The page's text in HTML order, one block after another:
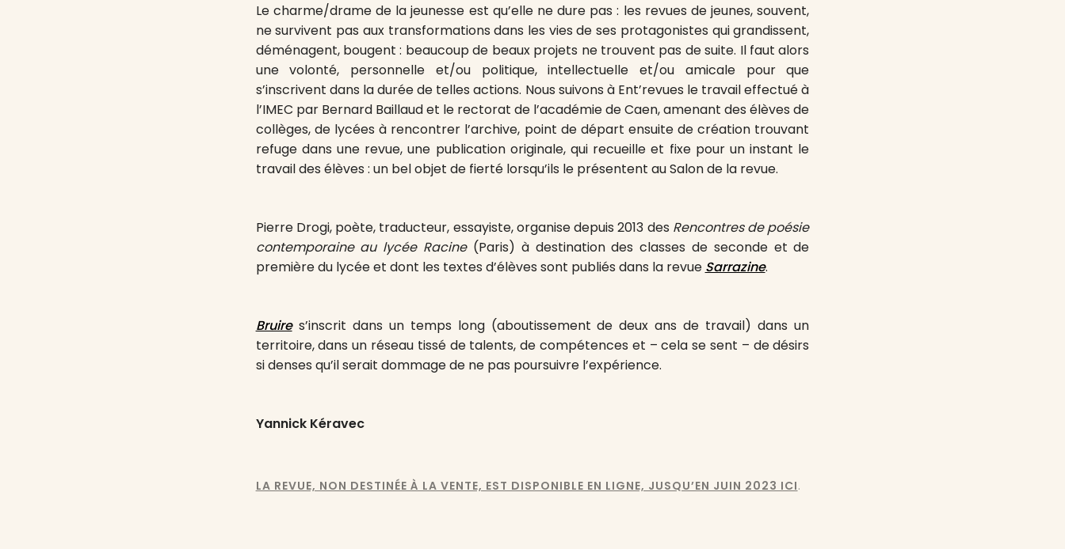
Le charme/drame de la jeunesse est qu’elle ne dure pas : les revues de jeunes, souvent,
ne survivent pas aux transformations dans les vies de ses protagonistes qui grandissent,
déménagent, bougent : beaucoup de beaux projets ne trouvent pas de suite. Il faut alors
une volonté, personnelle et/ou politique, intellectuelle et/ou amicale pour que
s’inscrivent dans la durée de telles actions. Nous suivons à Ent’revues le travail effectué à
l’IMEC par Bernard Baillaud et le rectorat de l’académie de Caen, amenant des élèves de
collèges, de lycées à rencontrer l’archive, point de départ ensuite de création trouvant
refuge dans une revue, une publication originale, qui recueille et fixe pour un instant le
travail des élèves : un bel objet de fierté lorsqu’ils le présentent au Salon de la revue.
Pierre Drogi, poète, traducteur, essayiste, organise depuis 2013 des Rencontres de poésie
contemporaine au lycée Racine(Paris) à destination des classes de seconde et de
première du lycée et dont les textes d’élèves sont publiés dans la revue Sarrazine.
Bruires’inscrit dans un temps long (aboutissement de deux ans de travail) dans un
territoire, dans un réseau tissé de talents, de compétences et – cela se sent – de désirs
si denses qu’il serait dommage de ne pas poursuivre l’expérience.
Yannick Kéravec
LA REVUE, NON DESTINÉE À LA VENTE, EST DISPONIBLE EN LIGNE, JUSQU’EN JUIN 2023 ICI.